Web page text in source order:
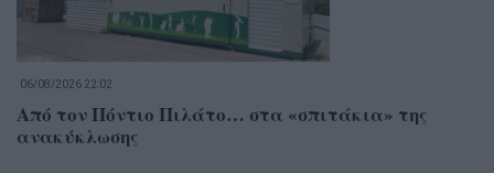
06/08/2026 22:02
Από τον Πόντιο Πιλάτο… στα «σπιτάκια» της
ανακύκλωσης